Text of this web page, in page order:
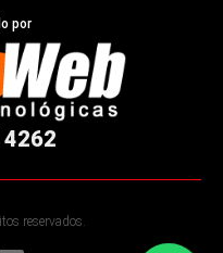
por
reservados.